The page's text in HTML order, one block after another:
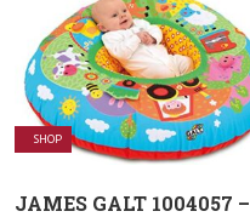
SHOP
JAMES GALT 1004057 –